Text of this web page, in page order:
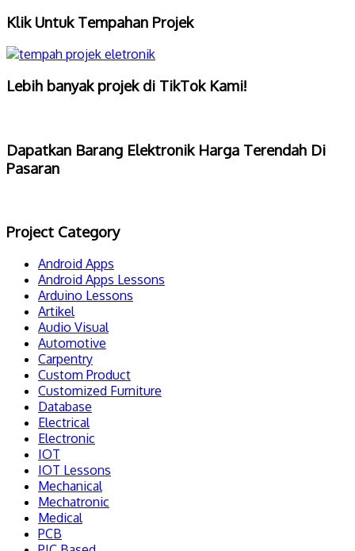
Klik Untuk Tempahan Projek
Lebih banyak projek di TikTok Kami!
Dapatkan Barang Elektronik Harga Terendah Di
Pasaran
Project Category
Android Apps
Android Apps Lessons
Arduino Lessons
Artikel
Audio Visual
Automotive
Carpentry
Custom Product
Customized Furniture
Database
Electrical
Electronic
IOT
IOT Lessons
Mechanical
Mechatronic
Medical
PCB